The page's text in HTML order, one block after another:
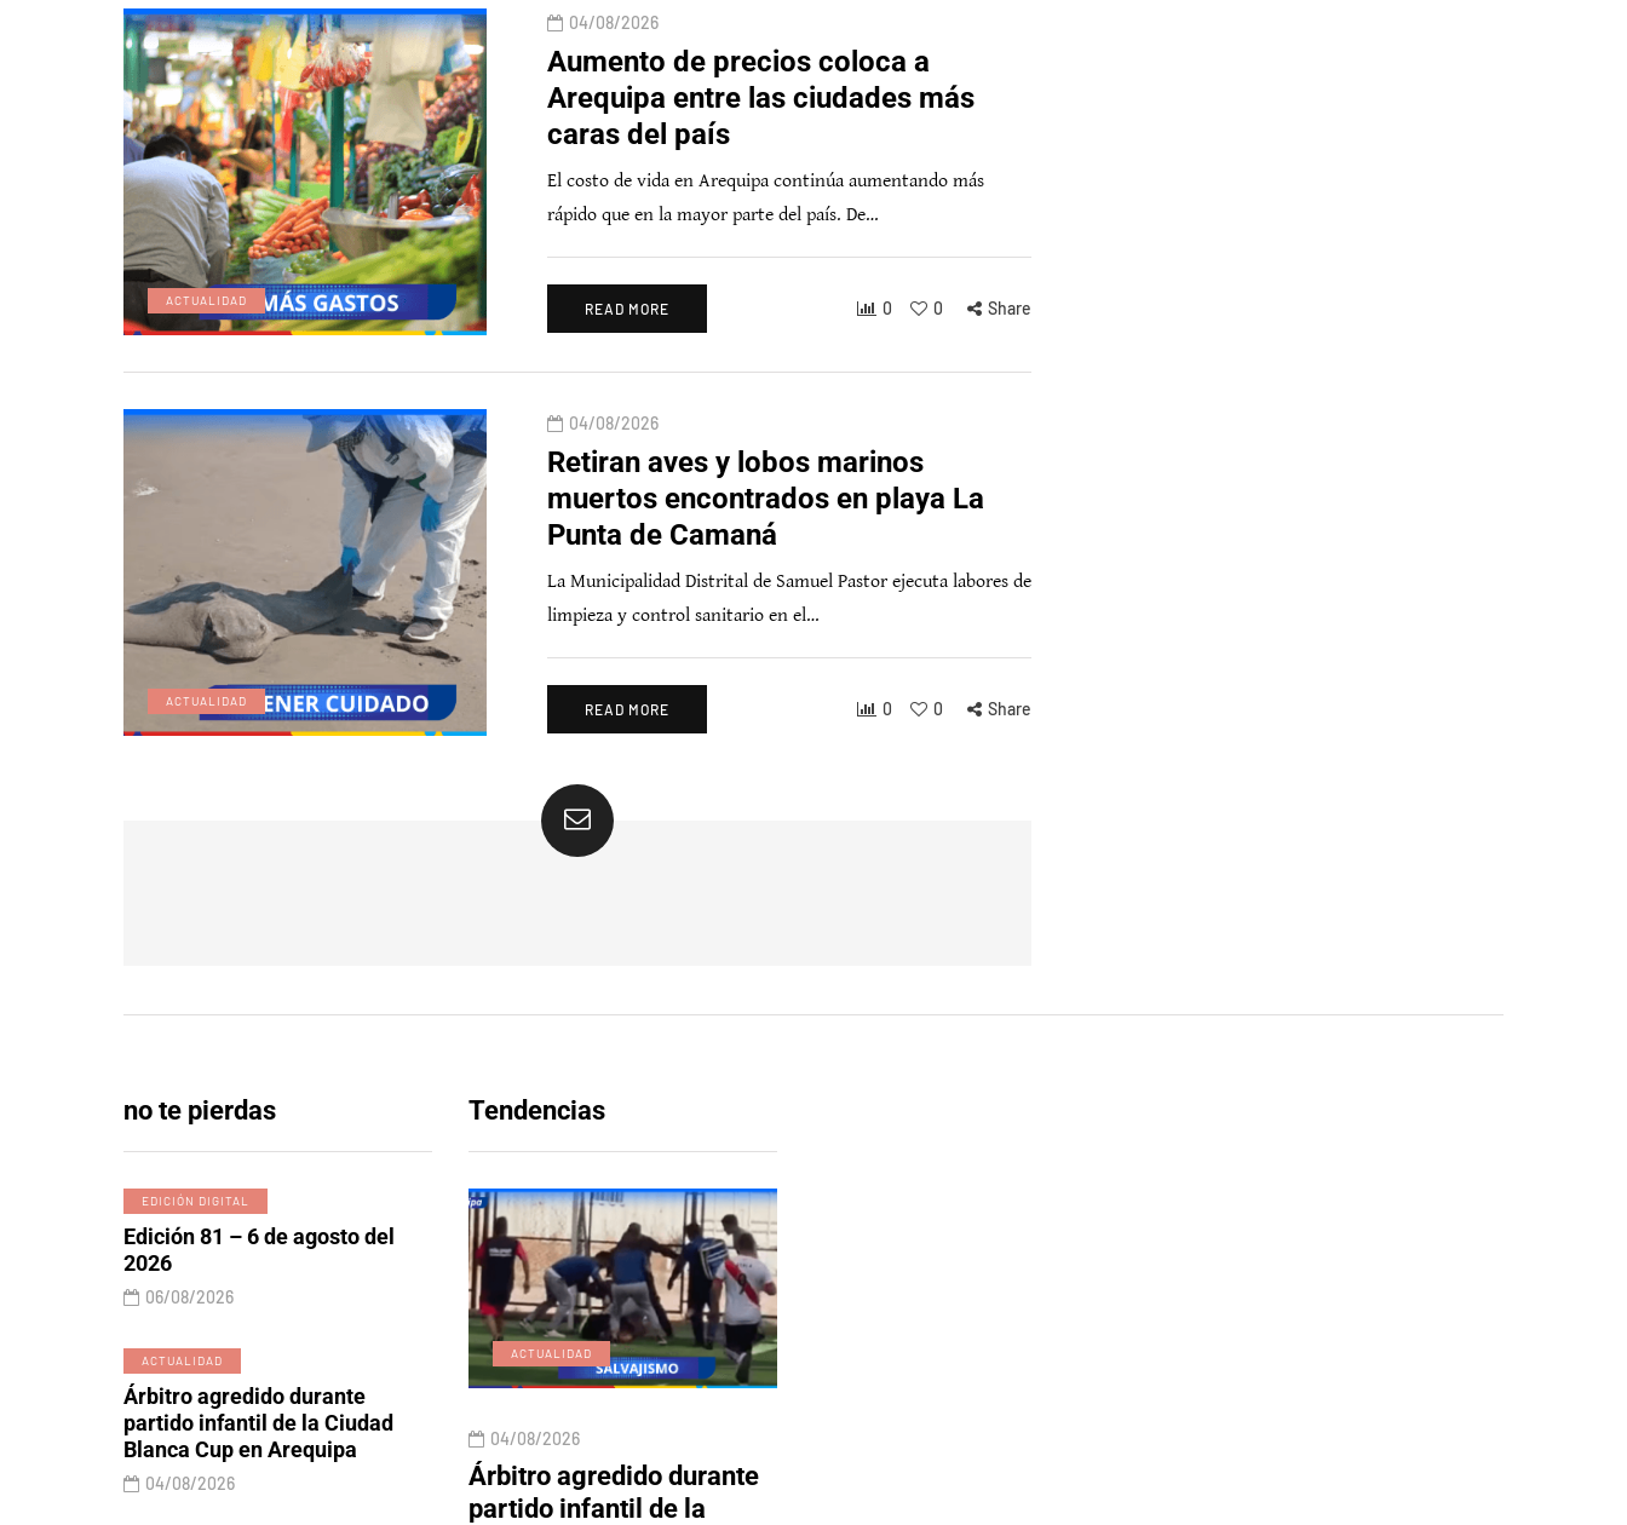
ACTUALIDAD
04/08/2026
Aumento de precios coloca a
Arequipa entre las ciudades más
caras del país
El costo de vida en Arequipa continúa aumentando más
rápido que en la mayor parte del país. De…
READ MORE 0 0 Share
ACTUALIDAD
04/08/2026
Retiran aves y lobos marinos
muertos encontrados en playa La
Punta de Camaná
La Municipalidad Distrital de Samuel Pastor ejecuta labores de
limpieza y control sanitario en el…
READ MORE 0 0 Share
no te pierdas
EDICIÓN DIGITAL
Edición 81 – 6 de agosto del
2026
06/08/2026
ACTUALIDAD
Árbitro agredido durante
partido infantil de la Ciudad
Blanca Cup en Arequipa
04/08/2026
Tendencias
EDICIÓN DIGITAL
06/08/2026
Edición 81 – 6 de agosto
ACTUALIDAD
04/08/2026
Árbitro agredido durante
partido infantil de la